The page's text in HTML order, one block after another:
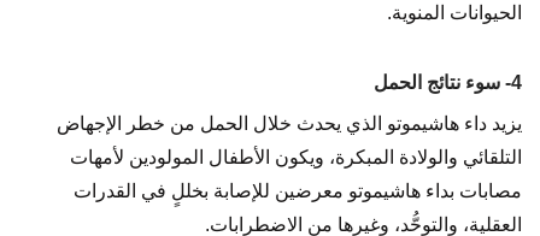
الحيوانات المنوية.
4- سوء نتائج الحمل
يزيد داء هاشيموتو الذي يحدث خلال الحمل من خطر الإجهاض
التلقائي والولادة المبكرة، ويكون الأطفال المولودين لأمهات
مصابات بداء هاشيموتو معرضين للإصابة بخللٍ في القدرات
العقلية، والتوحُّد، وغيرها من الاضطرابات.